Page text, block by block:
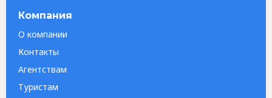
Компания
О компании
Контакты
Агентствам
Туристам